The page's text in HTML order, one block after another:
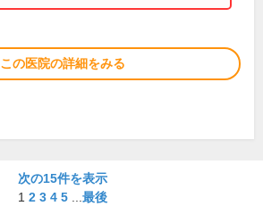
この医院の詳細をみる
次の15件を表示
1 2 3 4 5
最後